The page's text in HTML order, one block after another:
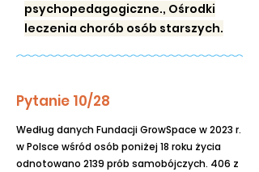
psychopedagogiczne., Ośrodki
leczenia chorób osób starszych.
Pytanie 10/28
Według danych Fundacji GrowSpace w 2023 r.
w Polsce wśród osób poniżej 18 roku życia
odnotowano 2139 prób samobójczych. 406 z